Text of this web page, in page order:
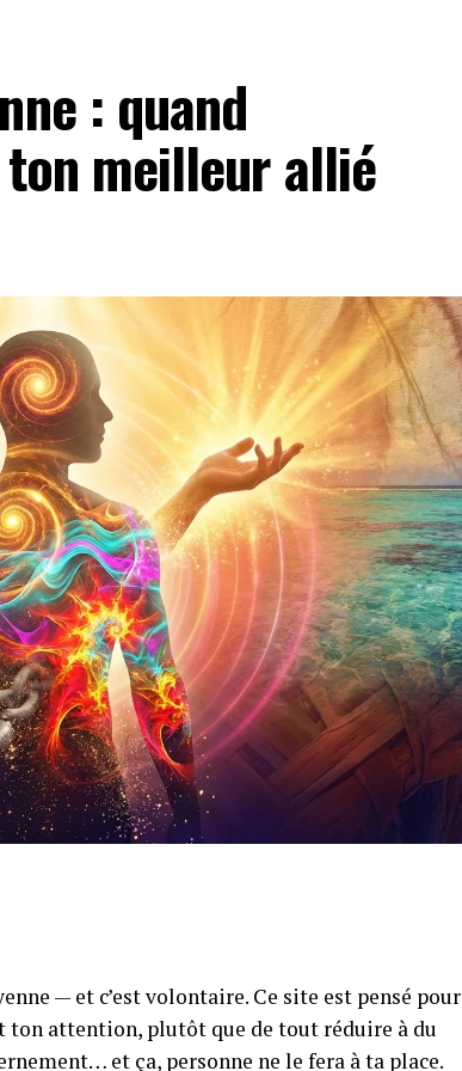
: quand
meilleur allié
— et c’est volontaire. Ce site est pensé pour
attention, plutôt que de tout réduire à du
et ça, personne ne le fera à ta place.